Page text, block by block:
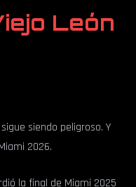
León
siendo peligroso. Y
2026.
la final de Miami 2025